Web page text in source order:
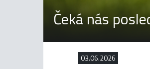
Čeká nás
03.06.2026